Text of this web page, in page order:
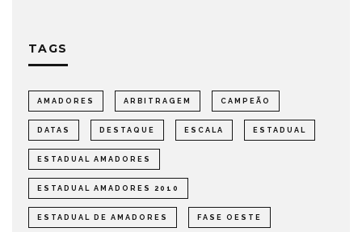
TAGS
AMADORES ARBITRAGEM CAMPEÃO
DATAS DESTAQUE ESCALA ESTADUAL
ESTADUAL AMADORES
ESTADUAL AMADORES 2010
ESTADUAL DE AMADORES FASE OESTE